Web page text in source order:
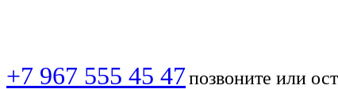
+7 967 555 45 47позвоните или